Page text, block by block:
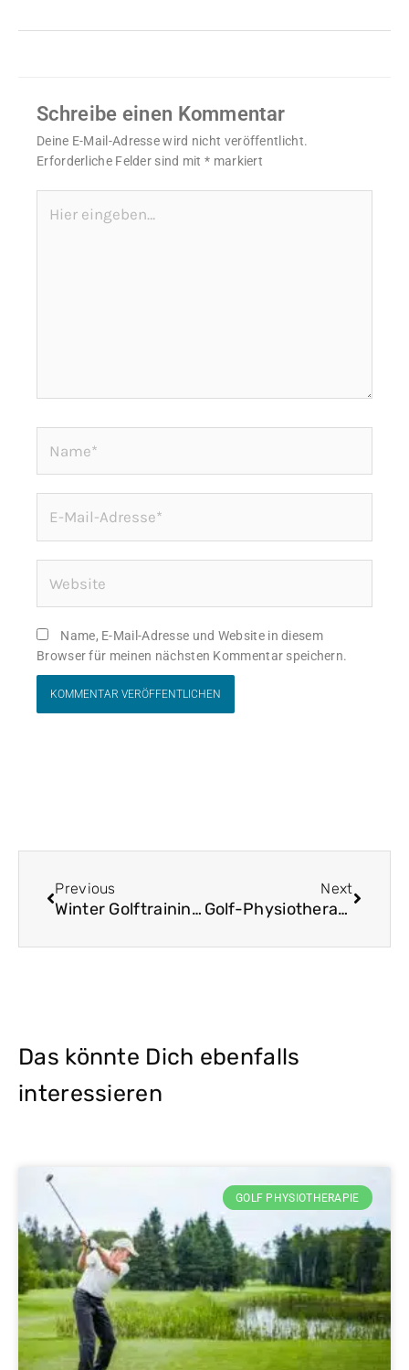
Schreibe einen Kommentar
Deine E-Mail-Adresse wird nicht veröffentlicht.
Erforderliche Felder sind mit* markiert
eingeben…
Mail-
Adresse*
Name, E-Mail-Adresse und Website in diesem
Browser für meinen nächsten Kommentar speichern.
Previous
Winter Golftraining beim GolfPhysio-Trainer
Next
Golf-Physiotherapie
Das könnte Dich ebenfalls
interessieren
GOLF PHYSIOTHERAPIE